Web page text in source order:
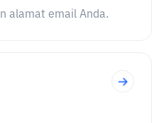
alamat email Anda.